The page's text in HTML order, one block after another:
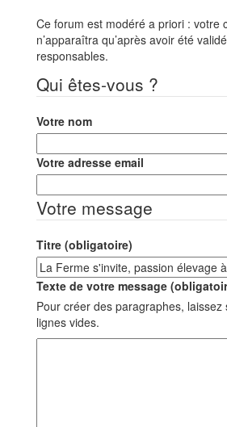
Ce forum est modéré a priori : votre
n’apparaîtra qu’après avoir été
responsables.
Qui êtes-vous ?
Votre nom
Votre adresse email
Votre message
Titre (obligatoire)
Texte de votre message
Pour créer des paragraphes, laissez
lignes vides.